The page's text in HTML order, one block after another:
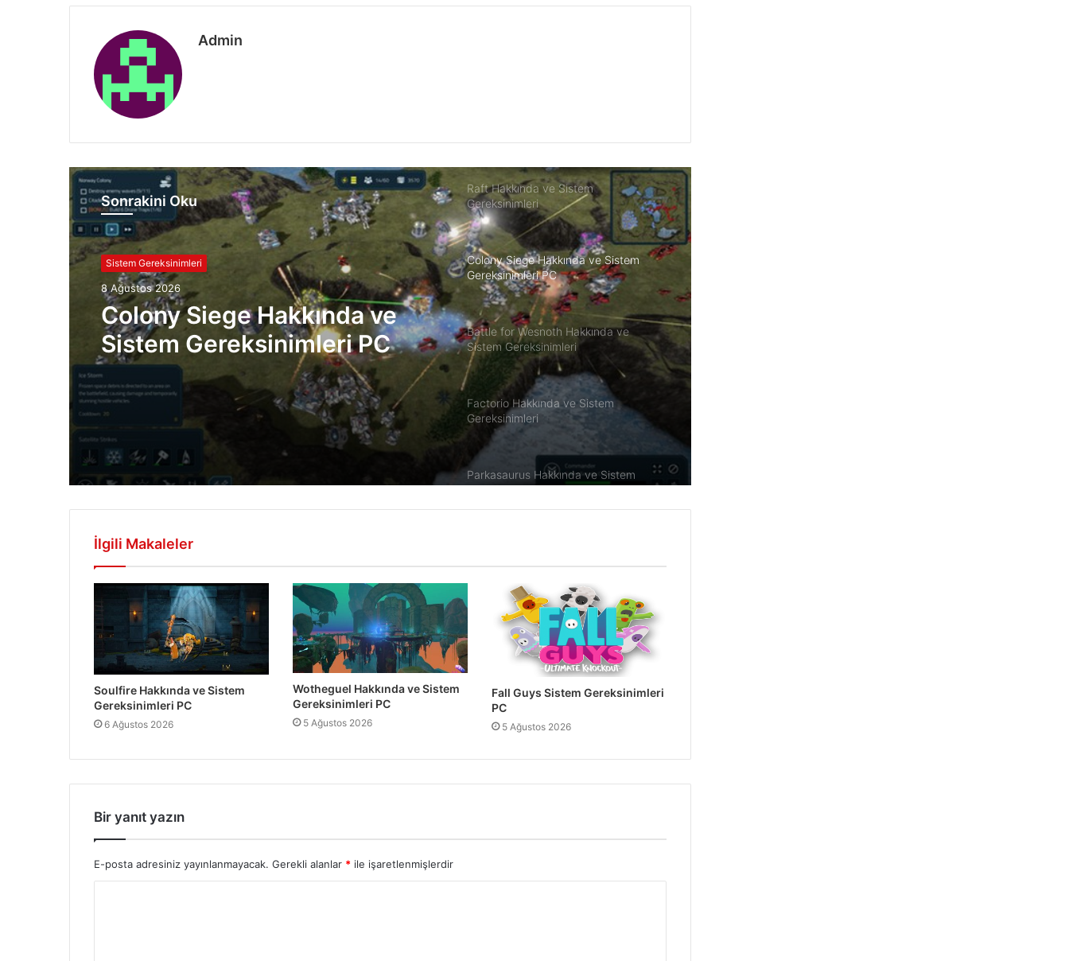
Admin
Sonrakini Oku
Sistem Gereksinimleri
8 Ağustos 2026
Colony Siege Hakkında ve
Sistem Gereksinimleri PC
Raft Hakkında ve Sistem
Gereksinimleri
Colony Siege Hakkında ve Sistem
Gereksinimleri PC
Battle for Wesnoth Hakkında ve
Sistem Gereksinimleri
Factorio Hakkında ve Sistem
Gereksinimleri
Parkasaurus Hakkında ve Sistem
Gereksinimleri PC
Maid of Sker Hakkında ve Sistem
Gereksinimleri
Retro Drift Hakkında ve Sistem
Gereksinimleri
Gereksinimleri
İlgili Makaleler
Soulfire Hakkında ve Sistem
Gereksinimleri PC
6 Ağustos 2026
Wotheguel Hakkında ve Sistem
Gereksinimleri PC
5 Ağustos 2026
Fall Guys Sistem Gereksinimleri
PC
5 Ağustos 2026
Bir yanıt yazın
E-posta adresiniz yayınlanmayacak. Gerekli alanlar * ile işaretlenmişlerdir